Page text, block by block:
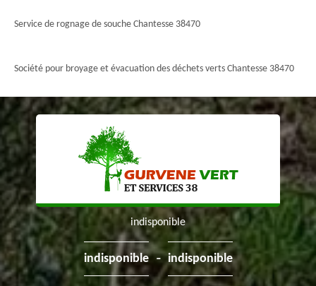
Service de rognage de souche Chantesse 38470
Société pour broyage et évacuation des déchets verts Chantesse 38470
indisponible
indisponible - indisponible